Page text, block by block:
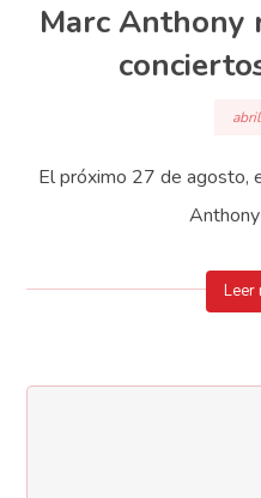
Marc Anthony
El próximo 27 de agosto,
Anthony
Leer